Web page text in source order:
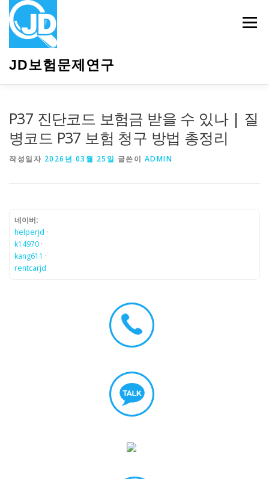
JD보험문제연구
메뉴
P37 진단코드 보험금 받을 수 있나 | 질
병코드 P37 보험 청구 방법 총정리
작성일자 2026년 03월 25일 글쓴이 ADMIN
네이버:
helperjd ·
k14970 ·
kang611 ·
rentcarjd